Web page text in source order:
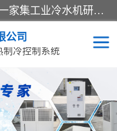
宿迁慈乌温控科技有限公司是一家集工业冷水机研发、制造、营销、服务于一体的技术生产型企业，经营范围包括：冷水机、螺杆式冷水机组、工业冷水机、水冷式冷水机、风冷式冷水机组、风冷螺杆式冷冻机组、冷冻机、注塑专用冷水机、混泥土专用冷水机、低温防爆冷水机组等。专业温控设备供应商 模温机/冷水机/导热油炉定制服务等
公司
制冷控制系统
温机